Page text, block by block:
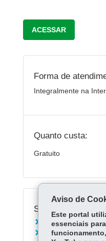
ACESSAR
Forma de
Integralmente na
Quanto custa:
Gratuito
Serviços
Acessar o Aula
Acessar Escola
Aviso de
Este portal
essenciais